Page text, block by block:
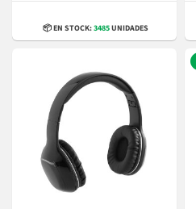
📦 EN STOCK:3485UNIDADES